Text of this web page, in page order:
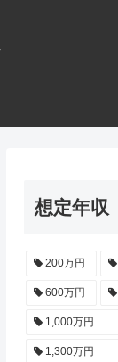
想定年収
200万円
600万円
1,000万円
1,300万円